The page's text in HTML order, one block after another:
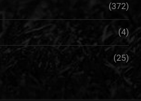
(372)
(4)
(25)